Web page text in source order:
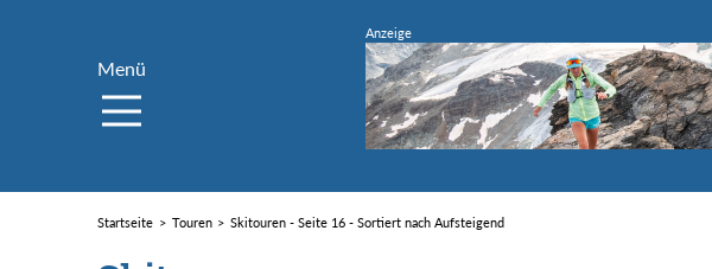
Menü
Startseite Touren Skitouren - Seite 16 - Sortiert nach Aufsteigend